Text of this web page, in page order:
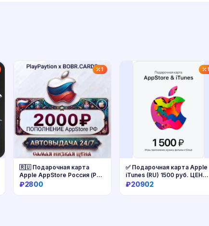
1
🇷🇺 Подарочная карта
Apple AppStore Россия (РФ
рубли) 2000 RUB
₽2800
1
✅ Подарочная карта Apple
iTunes (RU) 1500 руб. ЦЕНА
🔥
₽20902